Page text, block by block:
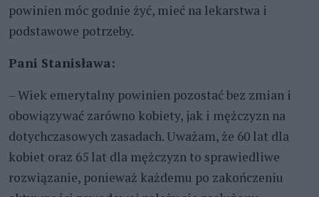
powinien móc godnie żyć, mieć na lekarstwa i
podstawowe potrzeby.
Pani Stanisława:
– Wiek emerytalny powinien pozostać bez zmian i
obowiązywać zarówno kobiety, jak i mężczyzn na
dotychczasowych zasadach. Uważam, że 60 lat dla
kobiet oraz 65 lat dla mężczyzn to sprawiedliwe
rozwiązanie, ponieważ każdemu po zakończeniu